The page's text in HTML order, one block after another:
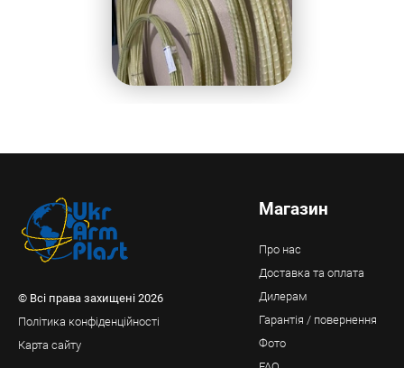
© Всі права захищені 2026
Політика конфіденційності
Карта сайту
Магазин
Про нас
Доставка та оплата
Дилерам
Гарантія / повернення
Фото